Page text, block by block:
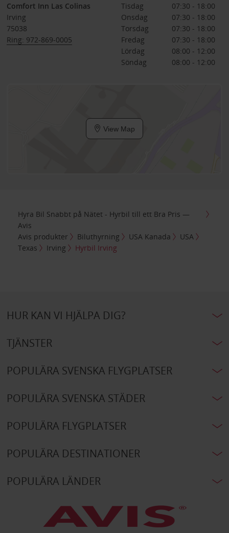
Comfort Inn Las Colinas
Irving
75038
Ring: 972-869-0005
Tisdag
07:30 - 18:00
Onsdag
07:30 - 18:00
Torsdag
07:30 - 18:00
Fredag
07:30 - 18:00
Lördag
08:00 - 12:00
Söndag
08:00 - 12:00
View Map
Hyra Bil Snabbt på Nätet - Hyrbil till ett Bra Pris —
Avis
Avis produkter
Biluthyrning USA Kanada
USA
Texas
Irving Hyrbil Irving
HUR KAN VI HJÄLPA DIG?
TJÄNSTER
POPULÄRA SVENSKA FLYGPLATSER
POPULÄRA SVENSKA STÄDER
POPULÄRA FLYGPLATSER
POPULÄRA DESTINATIONER
POPULÄRA LÄNDER